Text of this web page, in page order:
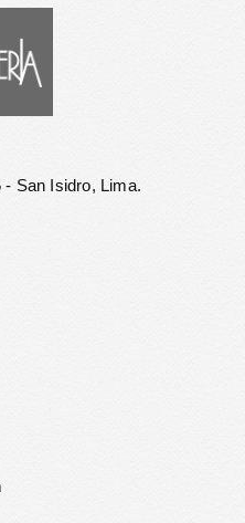
San Isidro, Lima.